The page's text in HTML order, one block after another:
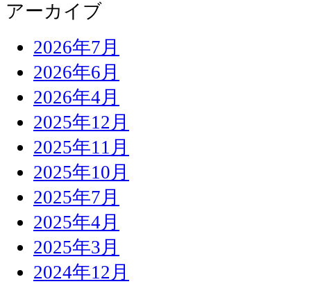
アーカイブ
2026年7月
2026年6月
2026年4月
2025年12月
2025年11月
2025年10月
2025年7月
2025年4月
2025年3月
2024年12月